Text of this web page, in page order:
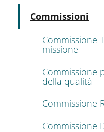
Commissioni
Attivo
Commissione
missione
Commissione
della qualità
Commissione
Commissione